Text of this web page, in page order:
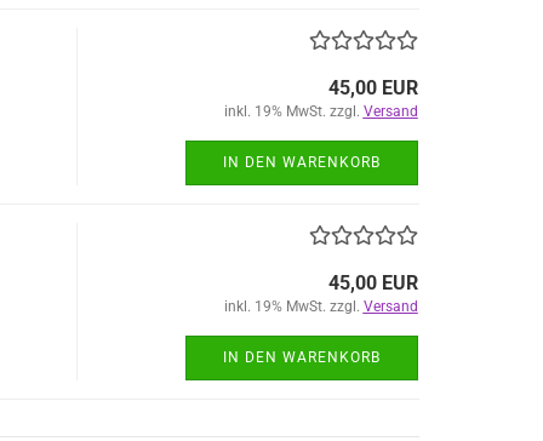
45,00 EUR
inkl. 19% MwSt. zzgl. Versand
IN DEN WARENKORB
45,00 EUR
inkl. 19% MwSt. zzgl. Versand
IN DEN WARENKORB